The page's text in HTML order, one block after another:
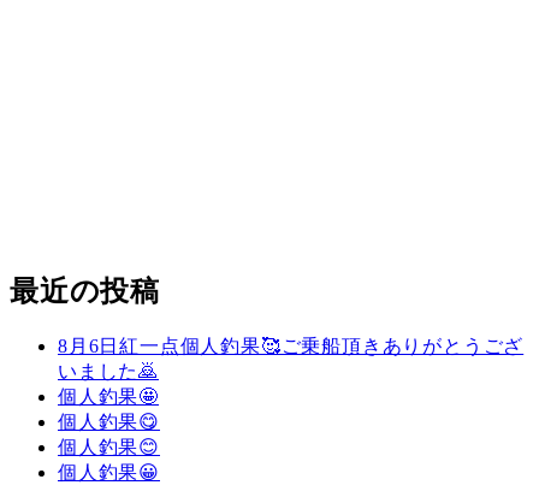
最近の投稿
8月6日紅一点個人釣果🥰ご乗船頂きありがとうござ
いました🙇
個人釣果🤩
個人釣果😋
個人釣果😊
個人釣果😀